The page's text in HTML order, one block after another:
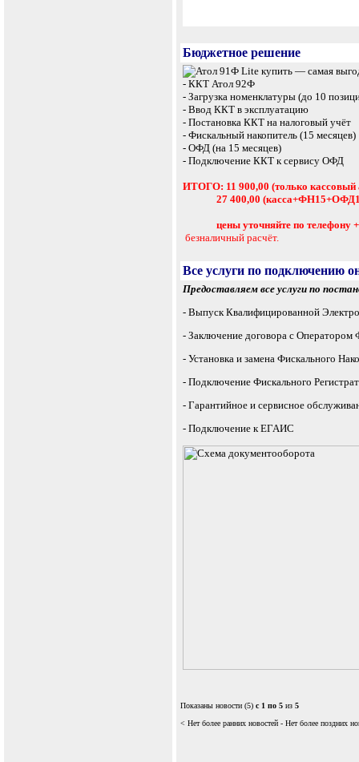
Бюджетное решение
- ККТ Атол 92Ф
- Загрузка номенклатуры (до 10
- Ввод ККТ в эксплуатацию
- Постановка ККТ на налоговый учёт
- Фискальный накопитель (15 месяцев)
- ОФД (на 15 месяцев)
- Подключение ККТ к сервису ОФД
ИТОГО: 11 900,00 (только кассовый
27 400,00
цены уточняйте по телефону +7
безналичный расчёт.
Все услуги по подключению
Предоставляем все услуги по
- Выпуск Квалифицированной
- Заключение договора с
- Установка и замена Фискального
- Подключение Фискального
- Гарантийное и сервисное
- Подключение к ЕГАИС
Показаны новости (5) с 1 по 5 из 5
< Нет более ранних новостей - Нет более поздних